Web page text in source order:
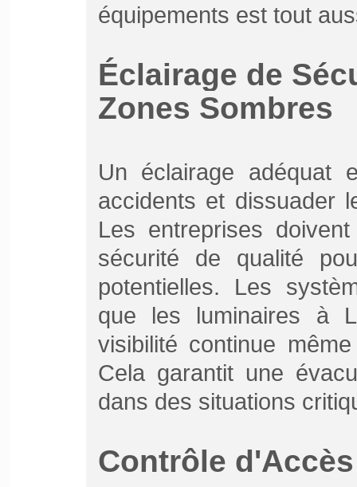
équipements est tout
Éclairage de
Zones Sombres
Un éclairage adéquat
accidents et dissuader
Les entreprises
sécurité de qualité
potentielles. Les
que les luminaires à
visibilité continue
Cela garantit une
dans des situations
Contrôle